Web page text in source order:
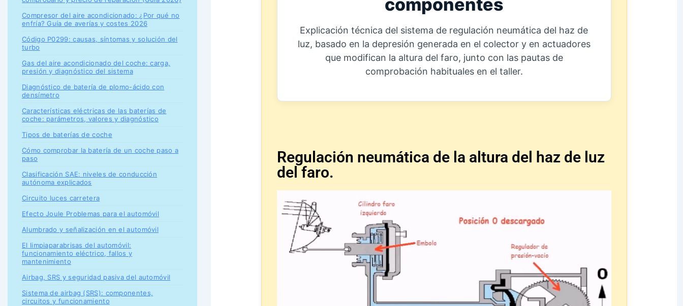
componentes
Explicación técnica del sistema de regulación neumática del haz de
luz, basado en la depresión generada en el colector y en actuadores
que modifican la altura del faro, junto con las pautas de
comprobación habituales en el taller.
Regulación neumática de la altura del haz de luz
del faro.
Compresor del aire acondicionado: ¿Por qué no
enfría? Guía de averías y costes 2026
Código P0299: causas, síntomas y solución del
turbo
Gas del aire acondicionado del coche: carga,
presión y diagnóstico del sistema
Diagnóstico de batería de plomo-ácido con
densímetro
Características eléctricas de las baterías de
coche: parámetros, valores y diagnóstico
Tipos de baterías de coche
Cómo comprobar la batería de un coche paso a
paso
Clasificación SAE: niveles de conducción
autónoma explicados
Circuito luces carretera
Efecto Joule Problemas para el automóvil
Alumbrado y señalización en el automóvil
El limpiaparabrisas del automóvil:
funcionamiento eléctrico, fallos y
mantenimiento
Airbag, SRS y seguridad pasiva del automóvil
Sistema de airbag (SRS): componentes,
circuitos y funcionamiento